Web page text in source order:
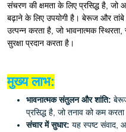
संचरण की क्षमता के लिए प्रसिद्ध है, जो
बढ़ाने के लिए उपयोगी है। बेरूज और
उत्पन्न करता है, जो भावनात्मक
सुरक्षा प्रदान करता है।
मुख्य लाभ:
भावनात्मक संतुलन और शांति:
प्रसिद्ध है, जो तनाव को कम
संचार में सुधार: यह स्पष्ट संवाद,